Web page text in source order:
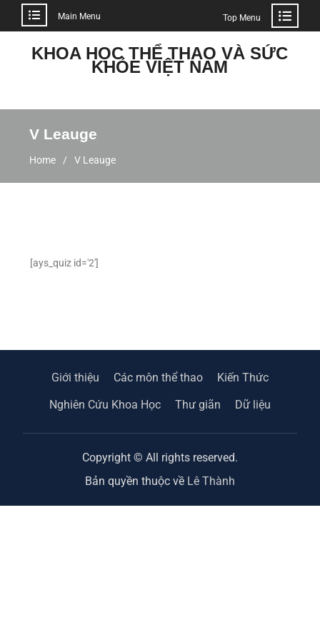
Main Menu Top Menu
KHOA HỌC THỂ THAO VÀ SỨC
KHỎE VIỆT NAM
V Leauge
Home V Leauge
[ays_quiz id='2']
Giới thiệu Các môn thể thao
Kiến Thức
Nghiên Cứu Khoa Học
Thư giãn Dữ liệu
Copyright © All rights reserved.
Bản quyền thuộc về Lê Thành